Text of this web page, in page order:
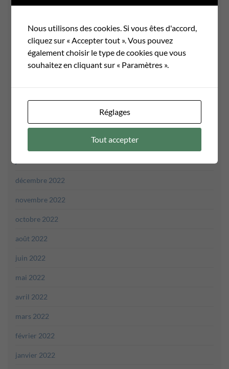
septembre 2023
août 2023
juillet 2023
juin 2023
avril 2023
mars 2023
décembre 2022
novembre 2022
octobre 2022
août 2022
juin 2022
mai 2022
avril 2022
mars 2022
février 2022
janvier 2022
Nous utilisons des cookies. Si vous êtes d'accord,
cliquez sur « Accepter tout ». Vous pouvez
également choisir le type de cookies que vous
souhaitez en cliquant sur « Paramètres ».
Réglages
Tout accepter